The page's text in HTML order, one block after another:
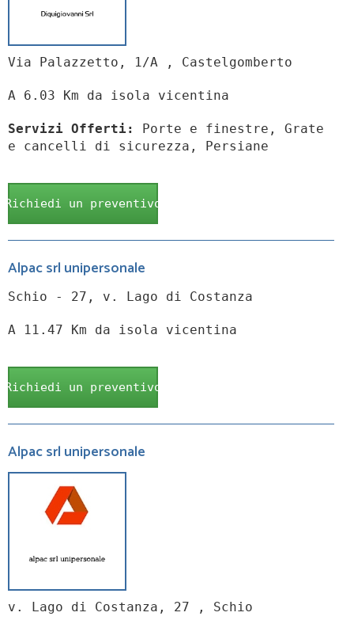
Via Palazzetto, 1/A , Castelgomberto
A 6.03 Km da isola vicentina
Servizi Offerti:
Porte e finestre, Grate
e cancelli di sicurezza, Persiane
Richiedi un preventivo
Alpac srl unipersonale
Schio - 27, v. Lago di Costanza
A 11.47 Km da isola vicentina
Richiedi un preventivo
Alpac srl unipersonale
v. Lago di Costanza, 27 , Schio